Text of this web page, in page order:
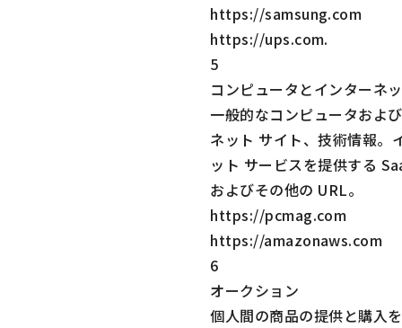
https://samsung.com
https://ups.com.
5
コンピュータとインターネ
一般的なコンピュータおよ
ネット サイト、技術情報。
ット サービスを提供する
およびその他の URL。
https://pcmag.com
https://amazonaws.com
6
オークション
個人間の商品の提供と購入